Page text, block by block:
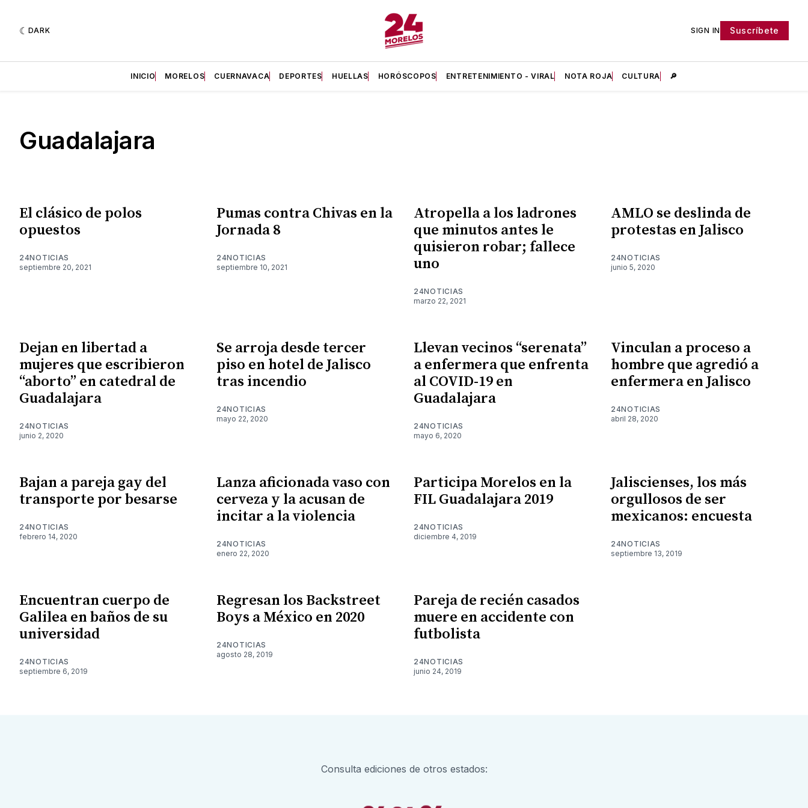
DARK SIGN IN Suscríbete
INICIO MORELOS CUERNAVACA DEPORTES HUELLAS HORÓSCOPOS ENTRETENIMIENTO - VIRAL NOTA ROJA CULTURA 🔎
Guadalajara
El clásico de polos
opuestos
24NOTICIAS
septiembre 20, 2021
Pumas contra Chivas en la
Jornada 8
24NOTICIAS
septiembre 10, 2021
Atropella a los ladrones
que minutos antes le
quisieron robar; fallece
uno
24NOTICIAS
marzo 22, 2021
AMLO se deslinda de
protestas en Jalisco
24NOTICIAS
junio 5, 2020
Dejan en libertad a
mujeres que escribieron
“aborto” en catedral de
Guadalajara
24NOTICIAS
junio 2, 2020
Se arroja desde tercer
piso en hotel de Jalisco
tras incendio
24NOTICIAS
mayo 22, 2020
Llevan vecinos “serenata”
a enfermera que enfrenta
al COVID-19 en
Guadalajara
24NOTICIAS
mayo 6, 2020
Vinculan a proceso a
hombre que agredió a
enfermera en Jalisco
24NOTICIAS
abril 28, 2020
Bajan a pareja gay del
transporte por besarse
24NOTICIAS
febrero 14, 2020
Lanza aficionada vaso con
cerveza y la acusan de
incitar a la violencia
24NOTICIAS
enero 22, 2020
Participa Morelos en la
FIL Guadalajara 2019
24NOTICIAS
diciembre 4, 2019
Jaliscienses, los más
orgullosos de ser
mexicanos: encuesta
24NOTICIAS
septiembre 13, 2019
Encuentran cuerpo de
Galilea en baños de su
universidad
24NOTICIAS
septiembre 6, 2019
Regresan los Backstreet
Boys a México en 2020
24NOTICIAS
agosto 28, 2019
Pareja de recién casados
muere en accidente con
futbolista
24NOTICIAS
junio 24, 2019
Consulta ediciones de otros estados: